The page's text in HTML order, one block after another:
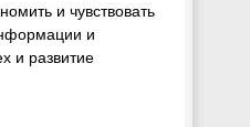
и чувствовать
и
и развитие